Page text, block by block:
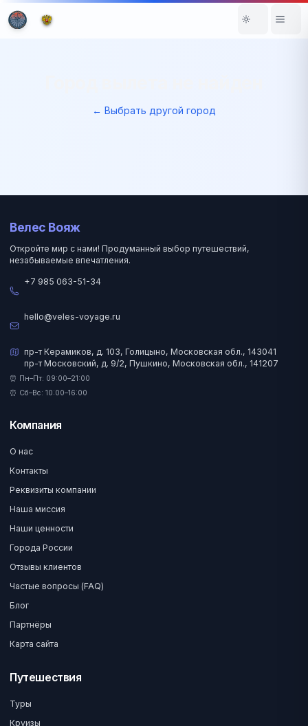
← Выбрать другой город
Велес Вояж
Откройте мир с нами! Продуманный выбор путешествий,
незабываемые впечатления.
+7 985 063-51-34
hello@veles-voyage.ru
пр-т Керамиков, д. 103, Голицыно, Московская обл., 143041
пр-т Московский, д. 9/2, Пушкино, Московская обл., 141207
⏰ Пн–Пт: 09:00–21:00
⏰ Сб–Вс: 10:00–16:00
Компания
О нас
Контакты
Реквизиты компании
Наша миссия
Наши ценности
Города России
Отзывы клиентов
Частые вопросы (FAQ)
Блог
Партнёры
Карта сайта
Путешествия
Туры
Круизы